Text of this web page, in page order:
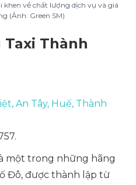
khen về chất lượng dịch vụ và giá
(Ảnh: Green SM)
Thành
An Tây, Huế, Thành
một trong những hãng
Đô, được thành lập từ